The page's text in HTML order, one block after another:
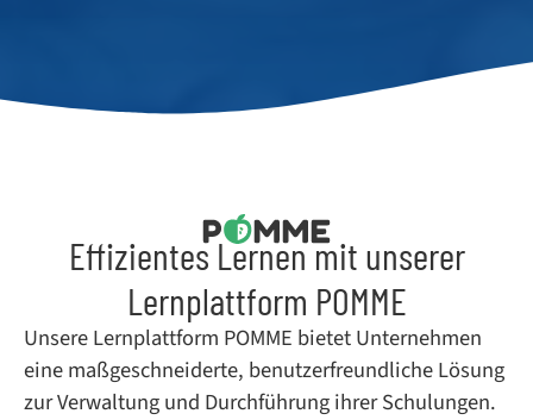
Effizientes Lernen mit unserer
Lernplattform POMME
Unsere Lernplattform POMME bietet Unternehmen
eine maßgeschneiderte, benutzerfreundliche Lösung
zur Verwaltung und Durchführung ihrer Schulungen.